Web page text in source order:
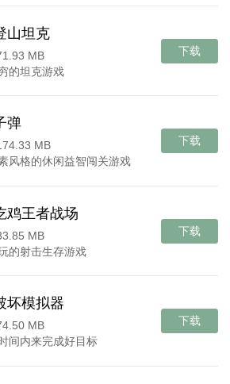
山坦克
MB
的坦克游戏
下载
弹
MB
风格的休闲益智闯关游戏
下载
鸡王者战场
MB
的射击生存游戏
下载
坏模拟器
MB
间内来完成好目标
下载